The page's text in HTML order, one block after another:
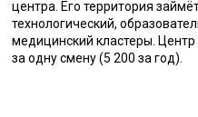
центра. Его территория
технологический,
медицинский кластеры.
за одну смену (5 200 за год).